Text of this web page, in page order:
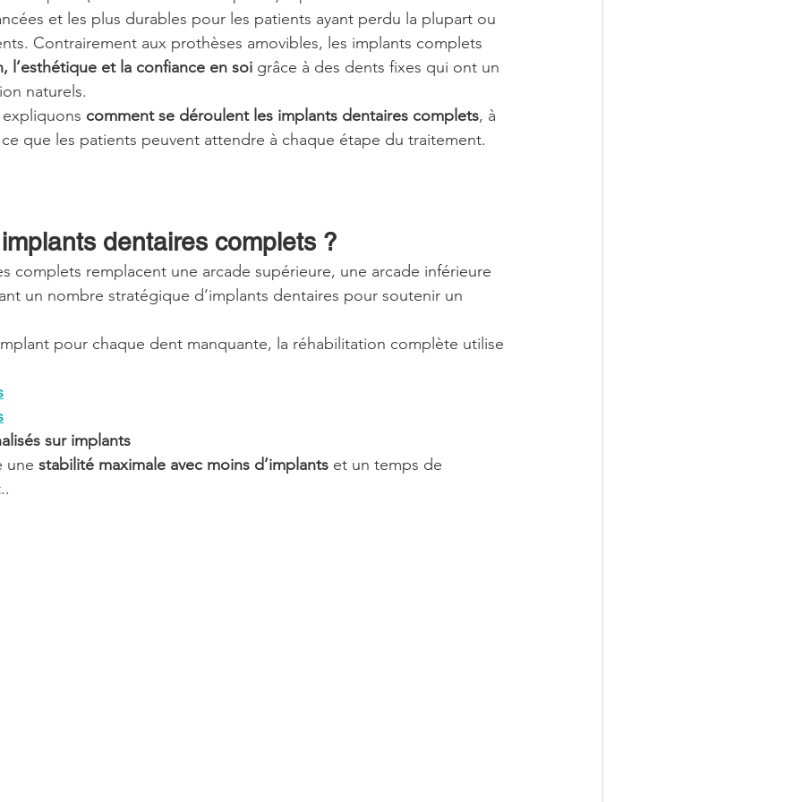
et les plus durables pour les patients ayant perdu la plupart ou
Contrairement aux prothèses amovibles, les implants complets
l’esthétique et la confiance en soi grâce à des dents fixes qui ont un
naturels.
comment se déroulent les implants dentaires complets, à
que les patients peuvent attendre à chaque étape du traitement.
dentaires complets ?
complets remplacent une arcade supérieure, une arcade inférieure
un nombre stratégique d’implants dentaires pour soutenir un
pour chaque dent manquante, la réhabilitation complète utilise
sur implants
une stabilité maximale avec moins d’implants et un temps de